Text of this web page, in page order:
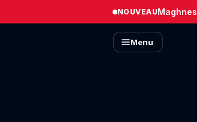
NOUVEAU
Menu